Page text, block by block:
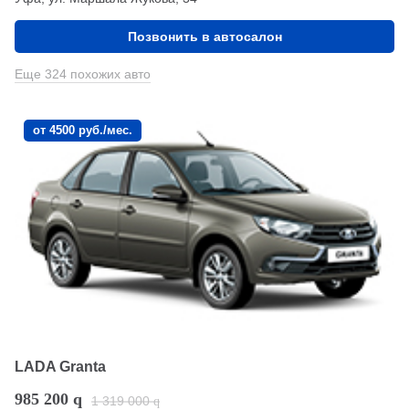
Позвонить в автосалон
Еще 324 похожих авто
от 4500 руб./мес.
LADA Granta
985 200 q 1 319 000 q